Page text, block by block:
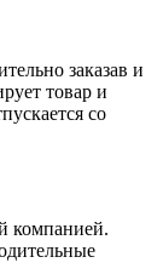
заказав и
товар и
со
компанией.